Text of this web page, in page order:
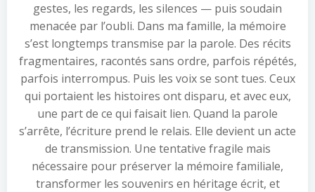
gestes, les regards, les silences — puis soudain
menacée par l’oubli. Dans ma famille, la mémoire
s’est longtemps transmise par la parole. Des récits
fragmentaires, racontés sans ordre, parfois répétés,
parfois interrompus. Puis les voix se sont tues. Ceux
qui portaient les histoires ont disparu, et avec eux,
une part de ce qui faisait lien. Quand la parole
s’arrête, l’écriture prend le relais. Elle devient un acte
de transmission. Une tentative fragile mais
nécessaire pour préserver la mémoire familiale,
transformer les souvenirs en héritage écrit, et